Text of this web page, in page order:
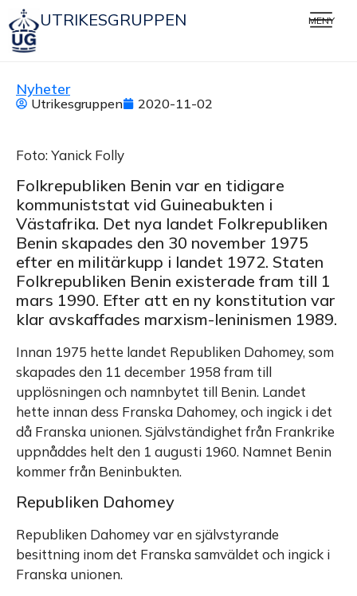
UTRIKESGRUPPEN MENY
Nyheter
Utrikesgruppen 2020-11-02
Foto: Yanick Folly
Folkrepubliken Benin var en tidigare
kommuniststat vid Guineabukten i
Västafrika. Det nya landet Folkrepubliken
Benin skapades den 30 november 1975
efter en militärkupp i landet 1972. Staten
Folkrepubliken Benin existerade fram till 1
mars 1990. Efter att en ny konstitution var
klar avskaffades marxism-leninismen 1989.
Innan 1975 hette landet Republiken Dahomey, som
skapades den 11 december 1958 fram till
upplösningen och namnbytet till Benin. Landet
hette innan dess Franska Dahomey, och ingick i det
då Franska unionen. Självständighet från Frankrike
uppnåddes helt den 1 augusti 1960. Namnet Benin
kommer från Beninbukten.
Republiken Dahomey
Republiken Dahomey var en självstyrande
besittning inom det Franska samväldet och ingick i
Franska unionen.